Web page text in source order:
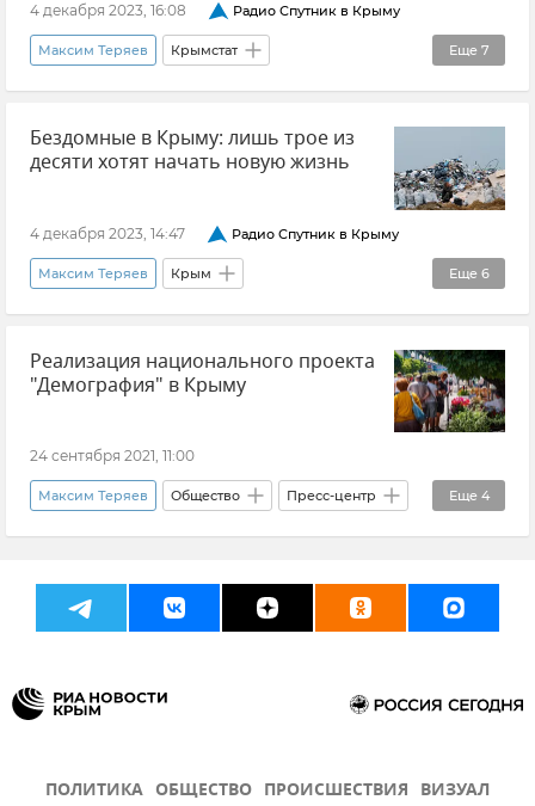
4 декабря 2023, 16:08 Радио Спутник в Крыму
Еще 7
Максим Теряев Крымстат
Людмила Петруненко Крым
Бездомные Росстат Симферополь
Министерство труда и соцзащиты Крыма
Бездомные в Крыму: лишь трое из
десяти хотят начать новую жизнь
4 декабря 2023, 14:47 Радио Спутник в Крыму
Еще 6
Максим Теряев Крым
Министерство труда и соцзащиты Крыма
Приют для бездомных "Переправа"
Бездомные Подкасты
Елена Алешкевич
Реализация национального проекта
"Демография" в Крыму
24 сентября 2021, 11:00
Еще 4
Максим Теряев Общество Пресс-центр
Крым Зекерья Абсеметов
Денис Кондрашкин Наталья Писарева
ПОЛИТИКА ОБЩЕСТВО ПРОИСШЕСТВИЯ ВИЗУАЛ